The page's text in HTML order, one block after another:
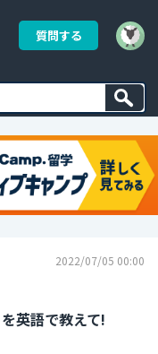
質問する
2022/07/05 00:00
英語で教えて!